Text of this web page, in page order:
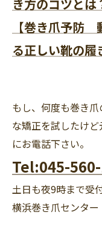
き方のコツとは
【巻き爪予防
る正しい靴の履
もし、何度も巻き
な矯正を試したけ
にお電話下さい。
Tel:045-
土日も夜9時まで受
横浜巻き爪センター